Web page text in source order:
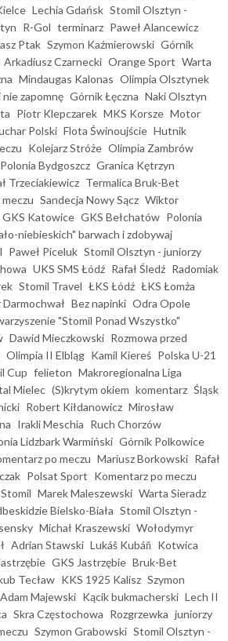
Lechia Gdańsk Stomil Olsztyn -
R-Gol terminarz Paweł Alancewicz
Ptak Szymon Kaźmierowski Górnik
Arkadiusz Czarnecki Orange Sport Warta
Mindaugas Kalonas Olimpia Olsztynek
nie zapomnę Górnik Łęczna Naki Olsztyn
Piotr Klepczarek MKS Korsze Motor
Polski Flota Świnoujście Hutnik
Kolejarz Stróże Olimpia Zambrów
Polonia Bydgoszcz Granica Kętrzyn
Trzeciakiewicz Termalica Bruk-Bet
Sandecja Nowy Sącz Wiktor
GKS Katowice GKS Bełchatów Polonia
niebieskich" barwach i zdobywaj
Paweł Piceluk Stomil Olsztyn - juniorzy
UKS SMS Łódź Rafał Śledź Radomiak
Stomil Travel ŁKS Łódź ŁKS Łomża
Bez napinki Odra Opole
"Stomil Ponad Wszystko"
Dawid Mieczkowski Rozmowa przed
Olimpia II Elbląg Kamil Kiereś Polska U-21
Cup felieton Makroregionalna Liga
Mielec (S)krytym okiem komentarz Śląsk
Robert Kiłdanowicz Mirosław
Irakli Meschia Ruch Chorzów
Lidzbark Warmiński Górnik Polkowice
po meczu Mariusz Borkowski Rafał
Polsat Sport Komentarz po meczu
Marek Maleszewski Warta Sieradz
Bielsko-Biała Stomil Olsztyn -
Michał Kraszewski Wołodymyr
Adrian Stawski Lukáš Kubáň Kotwica
GKS Jastrzębie Bruk-Bet
Tecław KKS 1925 Kalisz Szymon
Adam Majewski Kącik bukmacherski Lech II
Skra Częstochowa Rozgrzewka juniorzy
Szymon Grabowski Stomil Olsztyn -